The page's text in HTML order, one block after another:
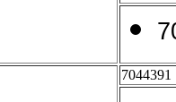
7044391